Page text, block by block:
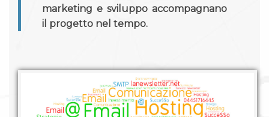
marketing e sviluppo accompagnano
il progetto nel tempo.